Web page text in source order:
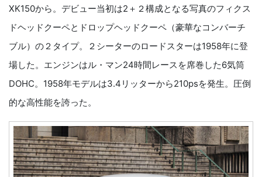
XK150から。デビュー当初は2＋２構成となる写真のフィクス
ドヘッドクーペとドロップヘッドクーペ（豪華なコンバーチ
ブル）の２タイプ。２シーターのロードスターは1958年に登
場した。エンジンはル・マン24時間レースを席巻した6気筒
DOHC。1958年モデルは3.4リッターから210psを発生。圧倒
的な高性能を誇った。